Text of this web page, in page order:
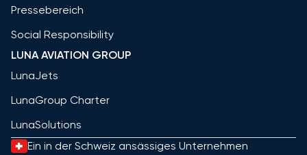
Pressebereich
Social Responsibility
LUNA AVIATION GROUP
LunaJets
LunaGroup Charter
LunaSolutions
Ein in der Schweiz ansässiges Unternehmen